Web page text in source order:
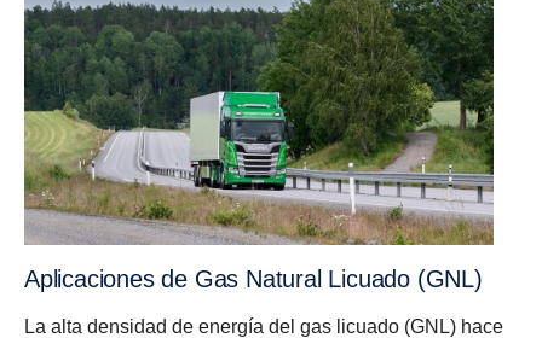
aplicaciones de Gas Natural Licuado (GNL)
La alta densidad de energía del gas licuado (GNL) hace